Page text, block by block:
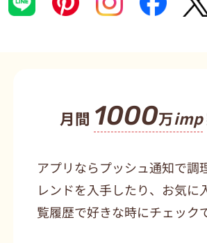
月間 1000万imp
アプリならプッシュ通知で調
レンドを入手したり、お気に
覧履歴で好きな時にチェック